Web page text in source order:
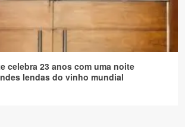
celebra 23 anos com uma noite
lendas do vinho mundial